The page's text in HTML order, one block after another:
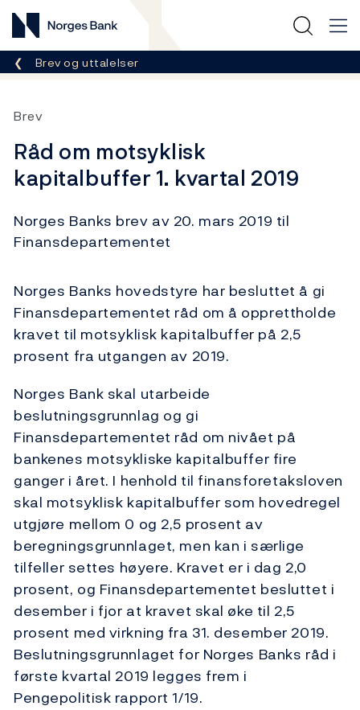
Norges Bank
Her er du nå:
Brev og uttalelser
Brev
Råd om motsyklisk
kapitalbuffer 1. kvartal 2019
Norges Banks brev av 20. mars 2019 til
Finansdepartementet
Norges Banks hovedstyre har besluttet å gi
Finansdepartementet råd om å opprettholde
kravet til motsyklisk kapitalbuffer på 2,5
prosent fra utgangen av 2019.
Norges Bank skal utarbeide
beslutningsgrunnlag og gi
Finansdepartementet råd om nivået på
bankenes motsykliske kapitalbuffer fire
ganger i året. I henhold til finansforetaksloven
skal motsyklisk kapitalbuffer som hovedregel
utgjøre mellom 0 og 2,5 prosent av
beregningsgrunnlaget, men kan i særlige
tilfeller settes høyere. Kravet er i dag 2,0
prosent, og Finansdepartementet besluttet i
desember i fjor at kravet skal øke til 2,5
prosent med virkning fra 31. desember 2019.
Beslutningsgrunnlaget for Norges Banks råd i
første kvartal 2019 legges frem i
Pengepolitisk rapport 1/19.